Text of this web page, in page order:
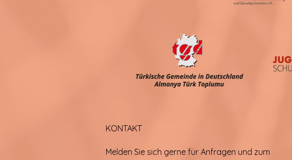
KONTAKT
Melden Sie sich gerne für Anfragen und zum